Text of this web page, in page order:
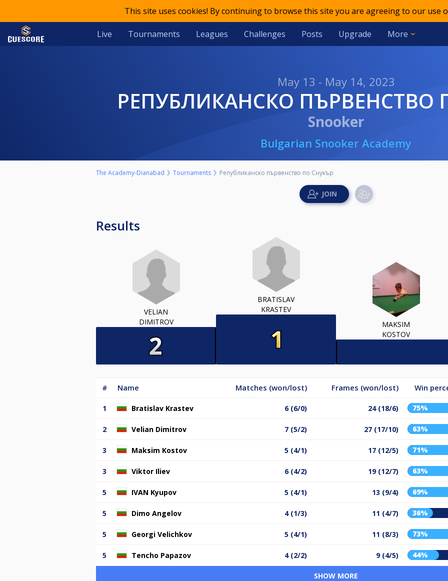
This site uses cookies! By continuing to browse this site you are agreeing to our use
Live Tournaments Leagues Challenges Posts Upgrade More
May 13 - May 14, 2023
РЕПУБЛИКАНСКО ПЪРВЕНСТВО
Snooker
Bulgarian Snooker Academy
The Academy-Dianabad Tournaments Републиканско първенство по Снукър
Results
VELIAN
DIMITROV
BRATISLAV
KRASTEV
MAKSIM
KOSTOV
# Name Matches (won/lost) Frames (won/lost) Win
1 Bratislav Krastev 6 (6/0) 24 (18/6) 75%
2 Velian Dimitrov 7 (5/2) 27 (17/10) 63%
3 Maksim Kostov 5 (4/1) 17 (12/5) 71%
3 Viktor Iliev 6 (4/2) 19 (12/7) 63%
5 IVAN Kyupov 5 (4/1) 13 (9/4) 69%
5 Dimo Angelov 4 (1/3) 11 (4/7) 36%
5 Georgi Velichkov 5 (4/1) 11 (8/3) 73%
5 Tencho Papazov 4 (2/2) 9 (4/5) 44%
SHOW MORE